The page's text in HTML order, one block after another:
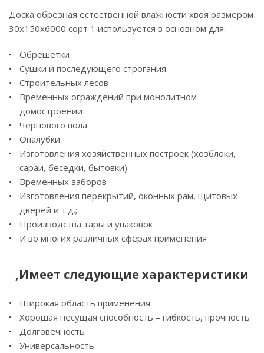
Доска обрезная естественной влажности хвоя размером
30х150х6000 сорт 1 используется в основном для:
Обрешетки
Сушки и последующего строгания
Строительных лесов
Временных ограждений при монолитном
домостроении
Чернового пола
Опалубки
Изготовления хозяйственных построек (хозблоки,
сараи, беседки, бытовки)
Временных заборов
Изготовления перекрытий, оконных рам, щитовых
дверей и т.д.;
Производства тары и упаковок
И во многих различных сферах применения
,Имеет следующие характеристики
Широкая область применения
Хорошая несущая способность – гибкость, прочность
Долговечность
Универсальность